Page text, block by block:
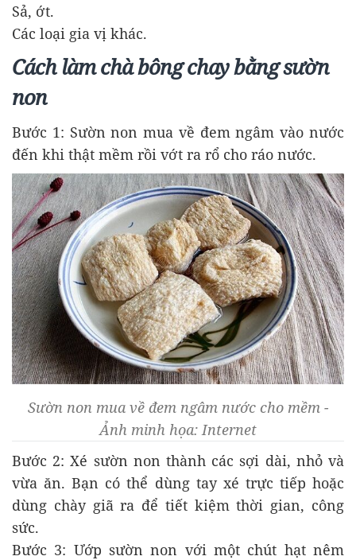
Sả, ớt.
Các loại gia vị khác.
Cách làm chà bông chay bằng sườn
non
Bước 1: Sườn non mua về đem ngâm vào nước
đến khi thật mềm rồi vớt ra rổ cho ráo nước.
Sườn non mua về đem ngâm nước cho mềm -
Ảnh minh họa: Internet
Bước 2: Xé sườn non thành các sợi dài, nhỏ và
vừa ăn. Bạn có thể dùng tay xé trực tiếp hoặc
dùng chày giã ra để tiết kiệm thời gian, công
sức.
Bước 3: Ướp sườn non với một chút hạt nêm